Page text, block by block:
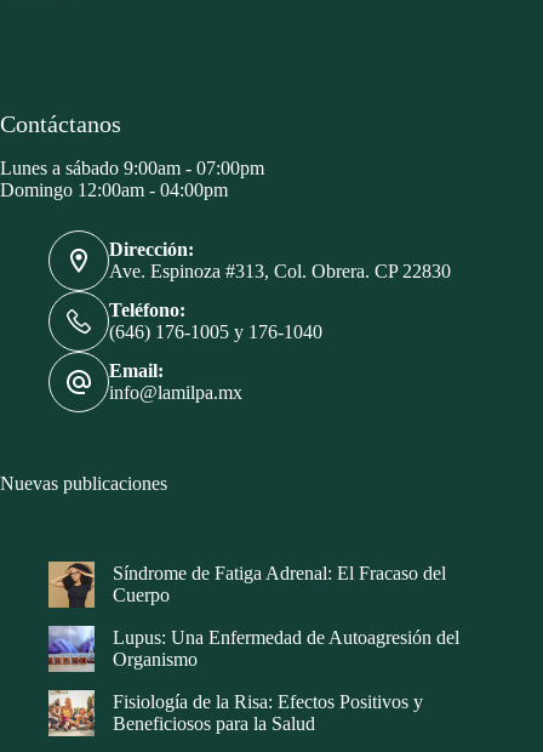
Contáctanos
Lunes a sábado 9:00am - 07:00pm
Domingo 12:00am - 04:00pm
Dirección:
Ave. Espinoza #313, Col. Obrera. CP 22830
Teléfono:
(646) 176-1005 y 176-1040
Email:
info@lamilpa.mx
Nuevas publicaciones
Síndrome de Fatiga Adrenal: El Fracaso del
Cuerpo
Lupus: Una Enfermedad de Autoagresión del
Organismo
Fisiología de la Risa: Efectos Positivos y
Beneficiosos para la Salud